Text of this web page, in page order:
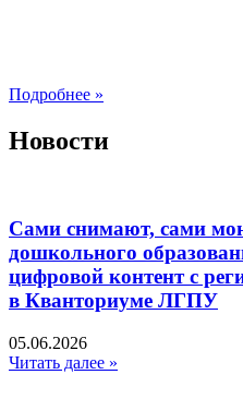
Подробнее »
Новости
Сами снимают, сами
дошкольного
цифровой контент с
в Кванториуме ЛГПУ​
05.06.2026
Читать далее »